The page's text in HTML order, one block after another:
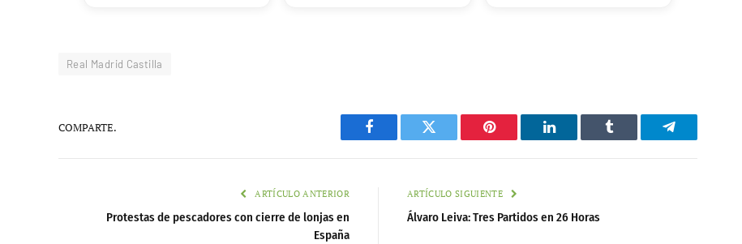
Real Madrid Castilla
COMPARTE.
Facebook Twitter Pinterest LinkedIn Tumblr Telegram
ARTÍCULO ANTERIOR
Protestas de pescadores con cierre de lonjas en
España
ARTÍCULO SIGUIENTE
Álvaro Leiva: Tres Partidos en 26 Horas